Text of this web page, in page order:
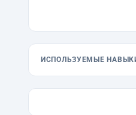
ИСПОЛЬЗУЕМЫЕ